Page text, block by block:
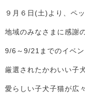
９月６日(土)より、ペ
地域のみなさまに感謝
9/6～9/21までのイベ
厳選されたかわいい子
愛らしい子犬子猫が広